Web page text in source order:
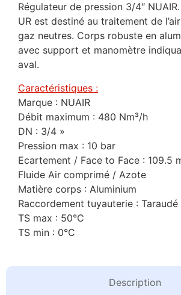
Description
Régulateur de pression 3/4″
UR est destiné au traitement de
gaz neutres. Corps robuste en
avec support et manomètre
aval.
Caractéristiques :
Marque : NUAIR
Débit maximum : 480 Nm³/h
DN : 3/4 »
Pression max : 10 bar
Ecartement / Face to Face : 109.5
Fluide Air comprimé / Azote
Matière corps : Aluminium
Raccordement tuyauterie : Taraudé
TS max : 50°C
TS min : 0°C